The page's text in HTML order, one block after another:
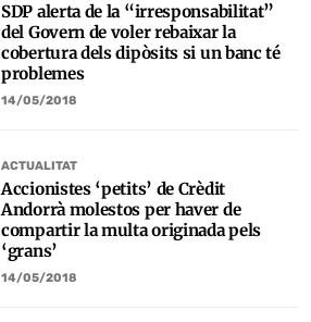
SDP alerta de la “irresponsabilitat”
del Govern de voler rebaixar la
cobertura dels dipòsits si un banc té
problemes
14/05/2018
ACTUALITAT
Accionistes ‘petits’ de Crèdit
Andorrà molestos per haver de
compartir la multa originada pels
‘grans’
14/05/2018